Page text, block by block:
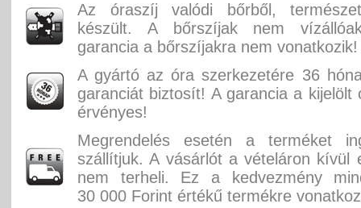
Az óraszíj valódi bőrből,
készült. A bőrszíjak nem
garancia a bőrszíjakra nem vonatkozik!
A gyártó az óra szerkezetére 36
garanciát biztosít! A garancia a kijelölt
érvényes!
Megrendelés esetén a terméket
szállítjuk. A vásárlót a vételáron kívül
nem terheli. Ez a kedvezmény
30 000 Forint értékű termékre